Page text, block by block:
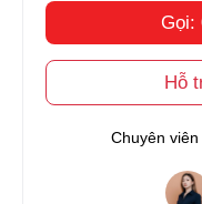
Gọi:
Hỗ
Chuyên